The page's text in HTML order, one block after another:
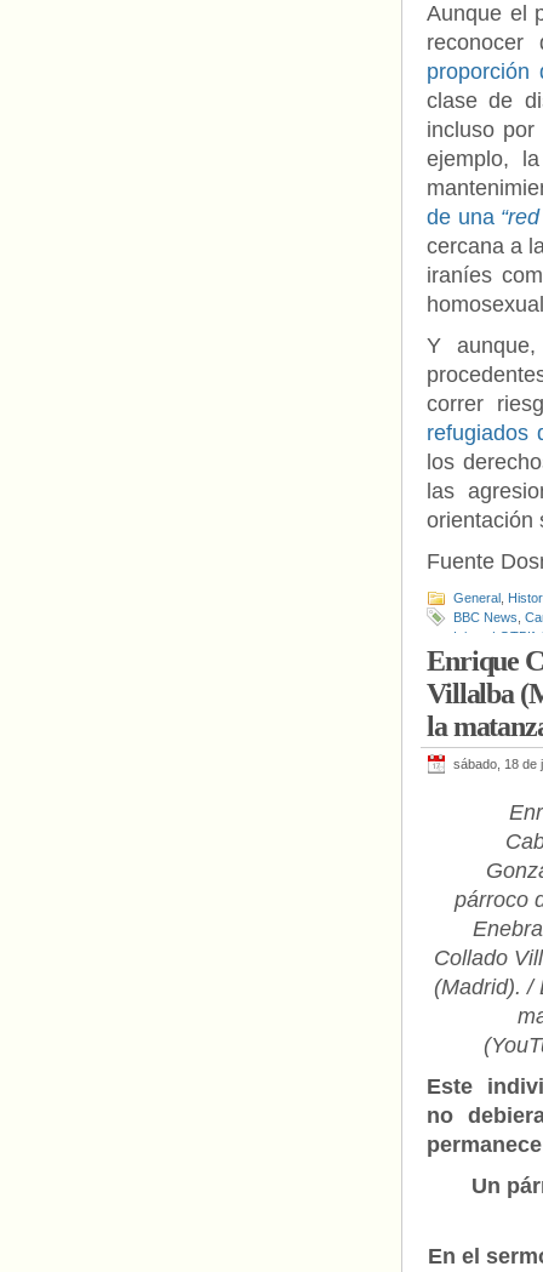
Aunque el
proporción
clase de
incluso
ejemplo,
de una
cercana a
iraníes
Y
correr
refugiados
los
las
orientación
Fuente
General
BBC News
Islam
Enrique
Villalba
la
sábado, 18 de
párroco
Collado
(Madrid). /
Este
no
Un
En el